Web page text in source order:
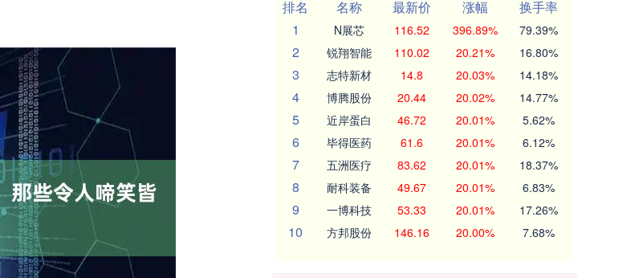
排名
名称 最新价 涨幅
换手率
1
N展芯 116.52 396.89% 79.39%
2 锐翔智能 110.02 20.21% 16.80%
3 志特新材 14.8 20.03% 14.18%
4 博腾股份 20.44 20.02% 14.77%
5 近岸蛋白 46.72 20.01% 5.62%
6 毕得医药 61.6 20.01% 6.12%
7 五洲医疗 83.62 20.01% 18.37%
8 耐科装备 49.67 20.01% 6.83%
9 一博科技 53.33 20.01% 17.26%
10 方邦股份 146.16 20.00% 7.68%